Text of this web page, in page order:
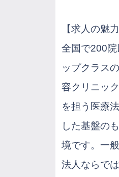
【求人の魅力
全国で200院
ップクラス
容クリニッ
を担う医療
した基盤の
境です。一
法人ならで